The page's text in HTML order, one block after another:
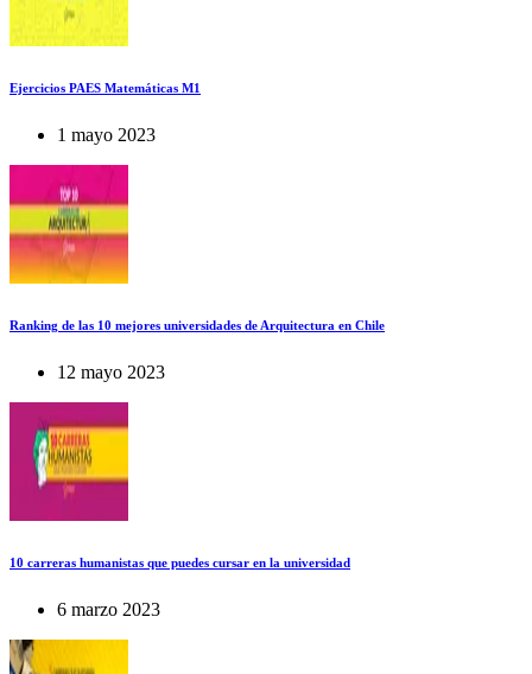
Ejercicios PAES Matemáticas M1
1 mayo 2023
Ranking de las 10 mejores universidades de Arquitectura en Chile
12 mayo 2023
10 carreras humanistas que puedes cursar en la universidad
6 marzo 2023